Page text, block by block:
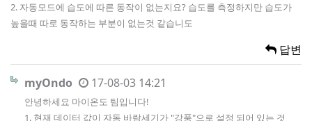
2. 자동모드에 습도에 따른 동작이 없는지요? 습도를 측정하지만 습도가
높을때 따로 동작하는 부분이 없는것 같습니도
답변
myOndo 17-08-03 14:21
안녕하세요 마이온도 팀입니다!
1. 현재 데이터 값이 자동 바람세기가 "강풍"으로 설정 되어 있는 것